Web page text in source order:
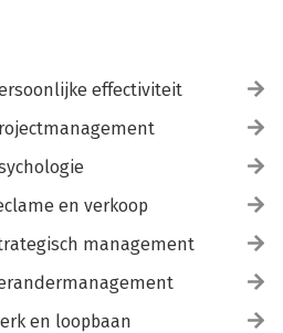
effectiviteit
en verkoop
management
en loopbaan